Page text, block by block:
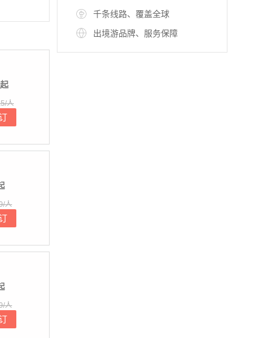
起
人
人
人
千条线路、覆盖全球
出境游品牌、服务保障